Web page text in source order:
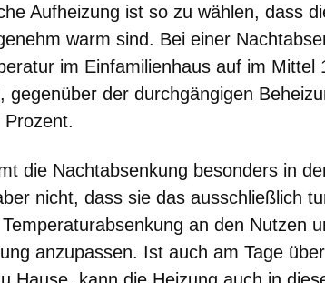
Aufheizung ist so zu wählen, dass
warm sind. Bei einer
im Einfamilienhaus auf im Mittel
gegenüber der durchgängigen
die Nachtabsenkung besonders in
nicht, dass sie das ausschließlich
an den Nutzen
anzupassen. Ist auch am Tage